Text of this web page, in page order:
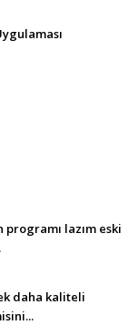
lazım eski
daha kaliteli